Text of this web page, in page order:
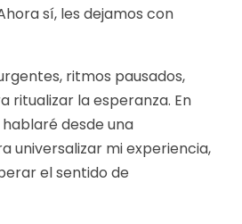
sí, les dejamos con
ritmos pausados,
ritualizar la esperanza. En
desde una
universalizar mi experiencia,
el sentido de